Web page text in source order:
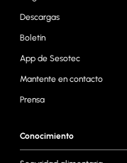
Descargas
Boletín
App de Sesotec
Mantente en contacto
Prensa
Conocimiento